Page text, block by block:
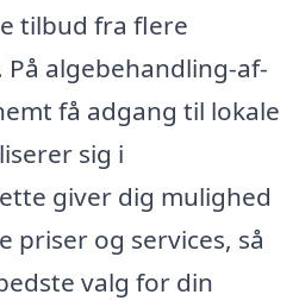
tilbud fra flere
algebehandling-af-
få adgang til lokale
sig i
giver dig mulighed
priser og services, så
valg for din